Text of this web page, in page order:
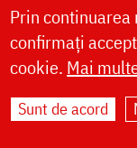
LIVE
Site
Prin
confirmați
cookie. Mai
Sunt de acord